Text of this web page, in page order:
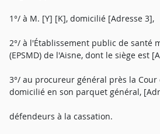
1°/ à M. [Y] [K], domicilié [Adresse 3],
2°/ à l'Établissement public de santé
(EPSMD) de l'Aisne, dont le siège est
3°/ au procureur général près la Cour
domicilié en son parquet général,
défendeurs à la cassation.